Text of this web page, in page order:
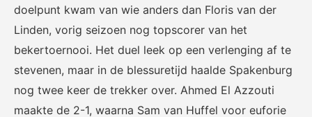
doelpunt kwam van wie anders dan Floris van der
Linden, vorig seizoen nog topscorer van het
bekertoernooi. Het duel leek op een verlenging af te
stevenen, maar in de blessuretijd haalde Spakenburg
nog twee keer de trekker over. Ahmed El Azzouti
maakte de 2-1, waarna Sam van Huffel voor euforie